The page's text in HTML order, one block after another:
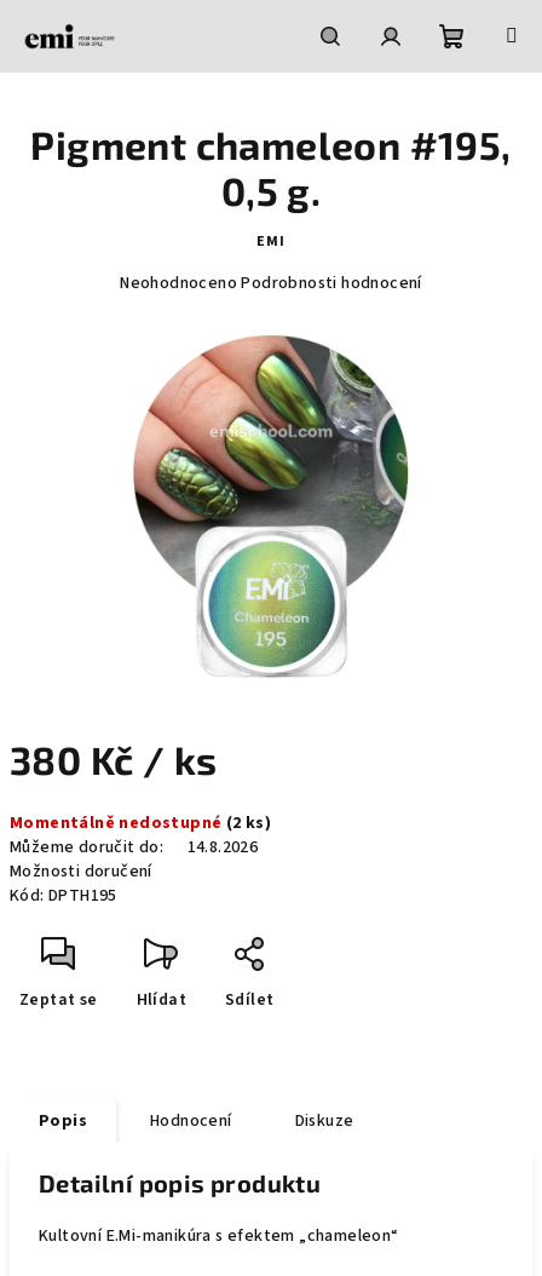
HledatPřihlášeníNákupní
košík
380 Kč / ks
cena:
Momentálně nedostupné (2 ks)
Můžeme doručit do:
14.8.2026
Možnosti doručení
Kód: DPTH195
Zeptat se Hlídat Sdílet
Pigment chameleon #195,
0,5 g.
EMI
Průměrné
hvězdiček.
Neohodnoceno Podrobnosti hodnocení
Popis Hodnocení Diskuze
Detailní popis produktu
Kultovní E.Mi-manikúra s efektem „chameleon“